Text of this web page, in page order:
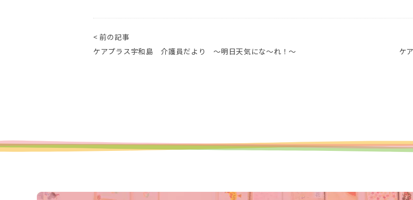
< 前の記事
ケアプラス宇和島 介護員だより ～明日天気にな～れ！～
ケ